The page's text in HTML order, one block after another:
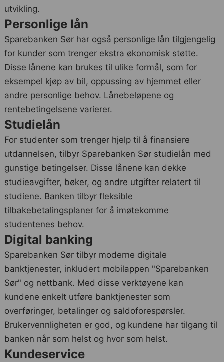
utvikling.
Personlige lån
Sparebanken Sør har også personlige lån tilgjengelig
for kunder som trenger ekstra økonomisk støtte.
Disse lånene kan brukes til ulike formål, som for
eksempel kjøp av bil, oppussing av hjemmet eller
andre personlige behov. Lånebeløpene og
rentebetingelsene varierer.
Studielån
For studenter som trenger hjelp til å finansiere
utdannelsen, tilbyr Sparebanken Sør studielån med
gunstige betingelser. Disse lånene kan dekke
studieavgifter, bøker, og andre utgifter relatert til
studiene. Banken tilbyr fleksible
tilbakebetalingsplaner for å imøtekomme
studentenes behov.
Digital banking
Sparebanken Sør tilbyr moderne digitale
banktjenester, inkludert mobilappen "Sparebanken
Sør" og nettbank. Med disse verktøyene kan
kundene enkelt utføre banktjenester som
overføringer, betalinger og saldoforespørsler.
Brukervennligheten er god, og kundene har tilgang til
banken når som helst og hvor som helst.
Kundeservice